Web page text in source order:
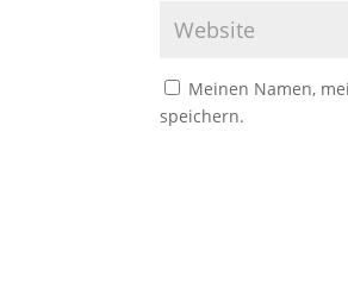
Meinen Namen,
speichern.